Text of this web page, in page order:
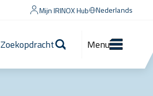
Mijn IRINOX Hub Nederlands
Zoekopdracht Menu